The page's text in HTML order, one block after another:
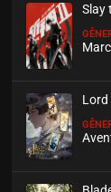
Slay
Lord